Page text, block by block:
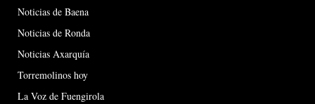
Noticias de Baena
Noticias de Ronda
Noticias Axarquía
Torremolinos hoy
La Voz de Fuengirola